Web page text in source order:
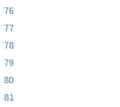
76
77
78
79
80
81